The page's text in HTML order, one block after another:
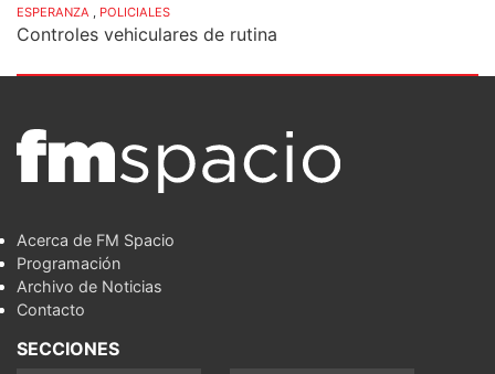
ESPERANZA , POLICIALES
Controles vehiculares de rutina
Acerca de FM Spacio
Programación
Archivo de Noticias
Contacto
SECCIONES